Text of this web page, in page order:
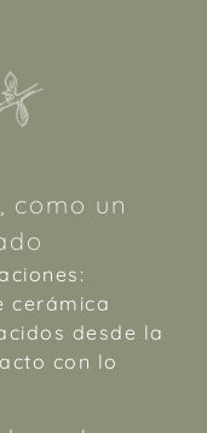
como un
cerámica
desde la
con lo